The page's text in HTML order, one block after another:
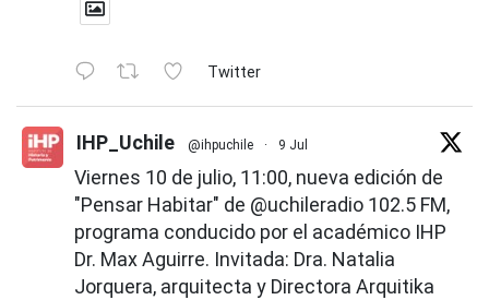
Twitter
IHP_Uchile @ihpuchile · 9 Jul
Viernes 10 de julio, 11:00, nueva edición de
"Pensar Habitar" de @uchileradio 102.5 FM,
programa conducido por el académico IHP
Dr. Max Aguirre. Invitada: Dra. Natalia
Jorquera, arquitecta y Directora Arquitika